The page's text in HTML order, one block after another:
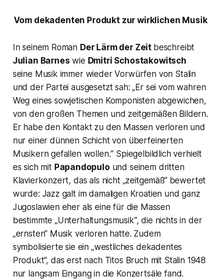
Vom dekadenten Produkt zur wirklichen Musik
In seinem Roman Der Lärm der Zeit beschreibt
Julian Barnes wie Dmitri Schostakowitsch
seine Musik immer wieder Vorwürfen von Stalin
und der Partei ausgesetzt sah: „Er sei vom wahren
Weg eines sowjetischen Komponisten abgewichen,
von den großen Themen und zeitgemäßen Bildern.
Er habe den Kontakt zu den Massen verloren und
nur einer dünnen Schicht von überfeinerten
Musikern gefallen wollen.“ Spiegelbildlich verhielt
es sich mit Papandopulo und seinem dritten
Klavierkonzert, das als nicht „zeitgemäß“ bewertet
wurde: Jazz galt im damaligen Kroatien und ganz
Jugoslawien eher als eine für die Massen
bestimmte „Unterhaltungsmusik“, die nichts in der
„ernsten“ Musik verloren hatte. Zudem
symbolisierte sie ein „westliches dekadentes
Produkt“, das erst nach Titos Bruch mit Stalin 1948
nur langsam Eingang in die Konzertsäle fand.